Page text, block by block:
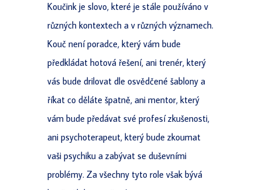
Koučink je slovo, které je stále používáno v
různých kontextech a v různých významech.
Kouč není poradce, který vám bude
předkládat hotová řešení, ani trenér, který
vás bude drilovat dle osvědčené šablony a
říkat co děláte špatně, ani mentor, který
vám bude předávat své profesí zkušenosti,
ani psychoterapeut, který bude zkoumat
vaši psychiku a zabývat se duševními
problémy. Za všechny tyto role však bývá